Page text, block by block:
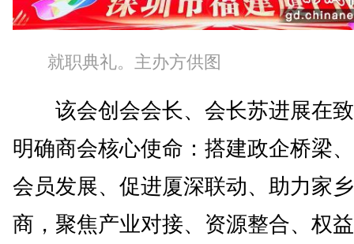
就职典礼。主办方供图
该会创会会长、会长苏进展在
明确商会核心使命：搭建政企桥梁
会员发展、促进厦深联动、助力家
商，聚焦产业对接、资源整合、权